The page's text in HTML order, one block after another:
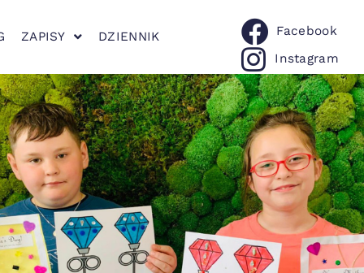
ZAPISY DZIENNIK
Facebook
Instagram